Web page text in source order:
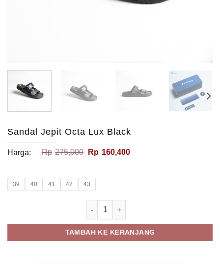
Sandal Jepit Octa Lux Black
Harga: Rp 275,000 Harga
Rp 160,400Harga
39 40 41 42 43
Kuantitas Sandal Jepit Octa Lux Black
TAMBAH KE KERANJANG